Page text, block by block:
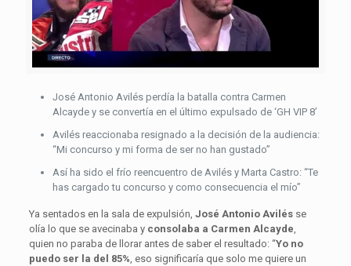
José Antonio Avilés perdía la batalla contra Carmen
Alcayde y se convertía en el último expulsado de ‘GH VIP 8’
Avilés reaccionaba resignado a la decisión de la audiencia:
“Mi concurso y mi forma de ser no han gustado”
Así ha sido el frío reencuentro de Avilés y Marta Castro: “Te
has cargado tu concurso y como consecuencia el mío”
Ya sentados en la sala de expulsión, José Antonio Avilés se
olía lo que se avecinaba y consolaba a Carmen Alcayde
quien no paraba de llorar antes de saber el resultado: “Yo no
puedo ser la del 85% , eso significaría que solo me quiere un